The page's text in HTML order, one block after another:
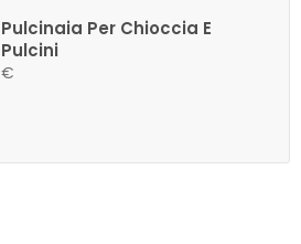
Pulcinaia Per Chioccia E
Pulcini
€